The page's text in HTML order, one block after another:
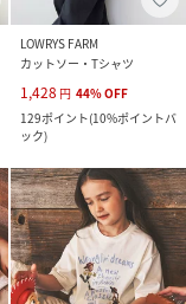
LOWRYS FARM
カットソー・Tシャツ
1,428 円 44%OFF
129ポイント(10%ポイントバ
ック)